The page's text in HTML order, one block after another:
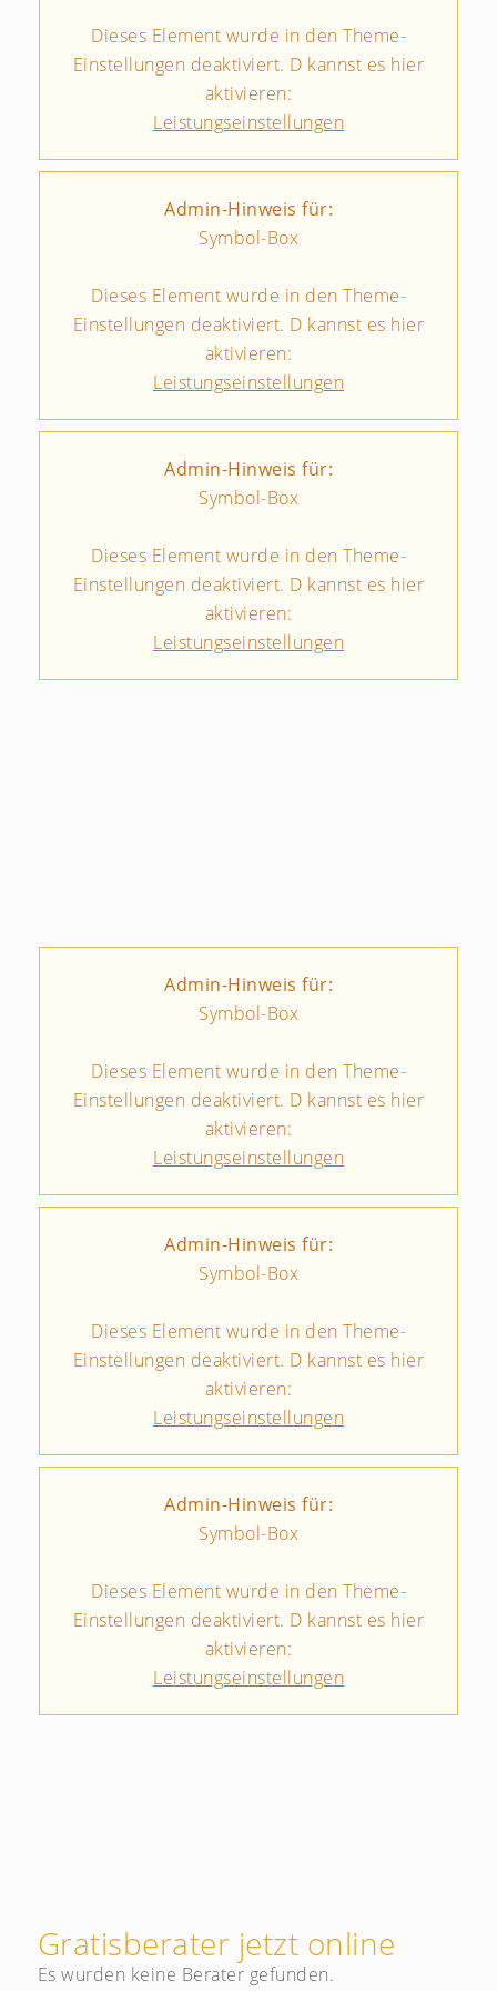
Dieses Element wurde in den Theme-
Einstellungen deaktiviert. D kannst es hier
aktivieren:
Leistungseinstellungen
Admin-Hinweis für:
Symbol-Box
Dieses Element wurde in den Theme-
Einstellungen deaktiviert. D kannst es hier
aktivieren:
Leistungseinstellungen
Admin-Hinweis für:
Symbol-Box
Dieses Element wurde in den Theme-
Einstellungen deaktiviert. D kannst es hier
aktivieren:
Leistungseinstellungen
Admin-Hinweis für:
Symbol-Box
Dieses Element wurde in den Theme-
Einstellungen deaktiviert. D kannst es hier
aktivieren:
Leistungseinstellungen
Admin-Hinweis für:
Symbol-Box
Dieses Element wurde in den Theme-
Einstellungen deaktiviert. D kannst es hier
aktivieren:
Leistungseinstellungen
Admin-Hinweis für:
Symbol-Box
Dieses Element wurde in den Theme-
Einstellungen deaktiviert. D kannst es hier
aktivieren:
Leistungseinstellungen
Gratisberater jetzt online
Es wurden keine Berater gefunden.